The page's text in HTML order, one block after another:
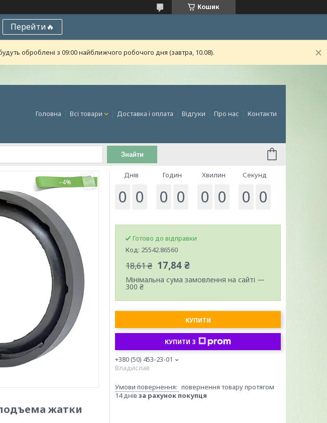
Кошик
Перейти🔥
оброблені з 09:00 найближчого робочого дня (завтра, 10.08).
Головна Всі товари Доставка і оплата Відгуки Про нас Контакти
Знайти
–4%
жатки
Днів
0 0
Годин
0 0
Хвилин
0 0
Секунд
0 0
Готово до відправки
Код: 25542.86560
18,61 ₴ 17,84 ₴
Мінімальна сума замовлення на сайті —
300 ₴
КУПИТИ
КУПИТИ З
+380 (50) 453-23-01
Владислав
повернення товару протягом
14 днів за рахунок покупця